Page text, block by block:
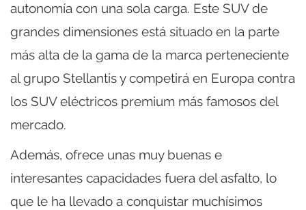
autonomía con una sola carga. Este SUV de
grandes dimensiones está situado en la parte
más alta de la gama de la marca perteneciente
al grupo Stellantis y competirá en Europa contra
los SUV eléctricos premium más famosos del
mercado.
Además, ofrece unas muy buenas e
interesantes capacidades fuera del asfalto, lo
que le ha llevado a conquistar muchísimos